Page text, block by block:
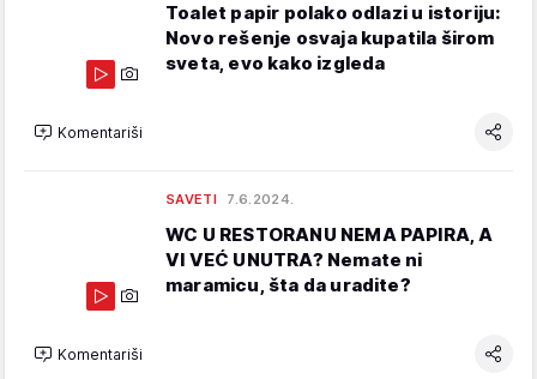
Toalet papir polako odlazi u istoriju:
Novo rešenje osvaja kupatila širom
sveta, evo kako izgleda
Komentariši
SAVETI 7.6.2024.
WC U RESTORANU NEMA PAPIRA, A
VI VEĆ UNUTRA? Nemate ni
maramicu, šta da uradite?
Komentariši